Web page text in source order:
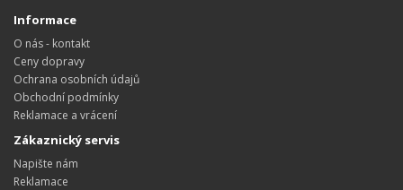
Informace
O nás - kontakt
Ceny dopravy
Ochrana osobních údajů
Obchodní podmínky
Reklamace a vrácení
Zákaznický servis
Napište nám
Reklamace